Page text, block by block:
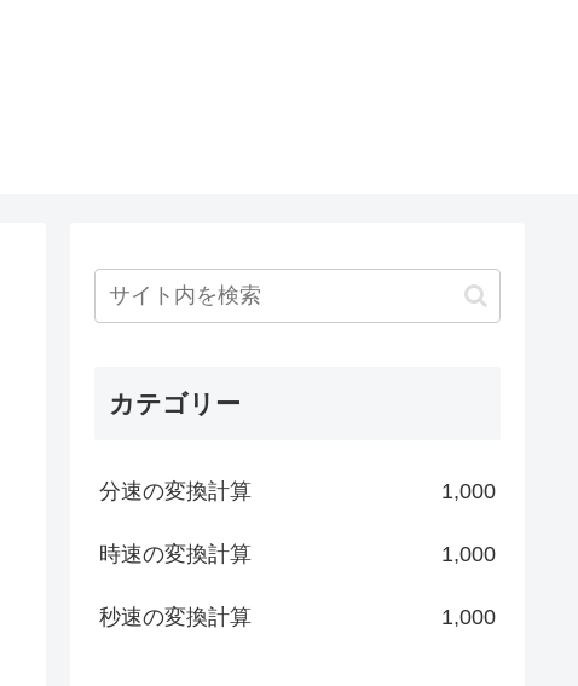
カテゴリー
分速の変換計算 1,000
時速の変換計算 1,000
秒速の変換計算 1,000